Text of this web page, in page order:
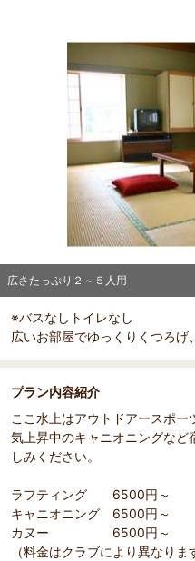
広さたっぷり２～５人用
※バスなしトイレなし
広いお部屋でゆっくりくつろげ
プラン内容紹介
ここ水上はアウトドアースポー
気上昇中のキャニオニングなど
しみください。
ラフティング 6500円～
キャニオニング 6500円～
カヌー 6500円～
（料金はクラブにより異なりま
広さたっぷり２～５人用